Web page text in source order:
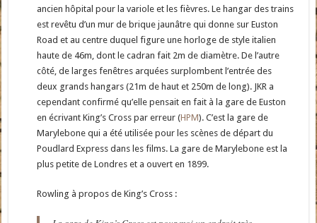
ancien hôpital pour la variole et les fièvres. Le hangar des trains
est revêtu d’un mur de brique jaunâtre qui donne sur Euston
Road et au centre duquel figure une horloge de style italien
haute de 46m, dont le cadran fait 2m de diamètre. De l’autre
côté, de larges fenêtres arquées surplombent l’entrée des
deux grands hangars (21m de haut et 250m de long). JKR a
cependant confirmé qu’elle pensait en fait à la gare de Euston
en écrivant King’s Cross par erreur (HPM). C’est la gare de
Marylebone qui a été utilisée pour les scènes de départ du
Poudlard Express dans les films. La gare de Marylebone est la
plus petite de Londres et a ouvert en 1899.
Rowling à propos de King’s Cross :